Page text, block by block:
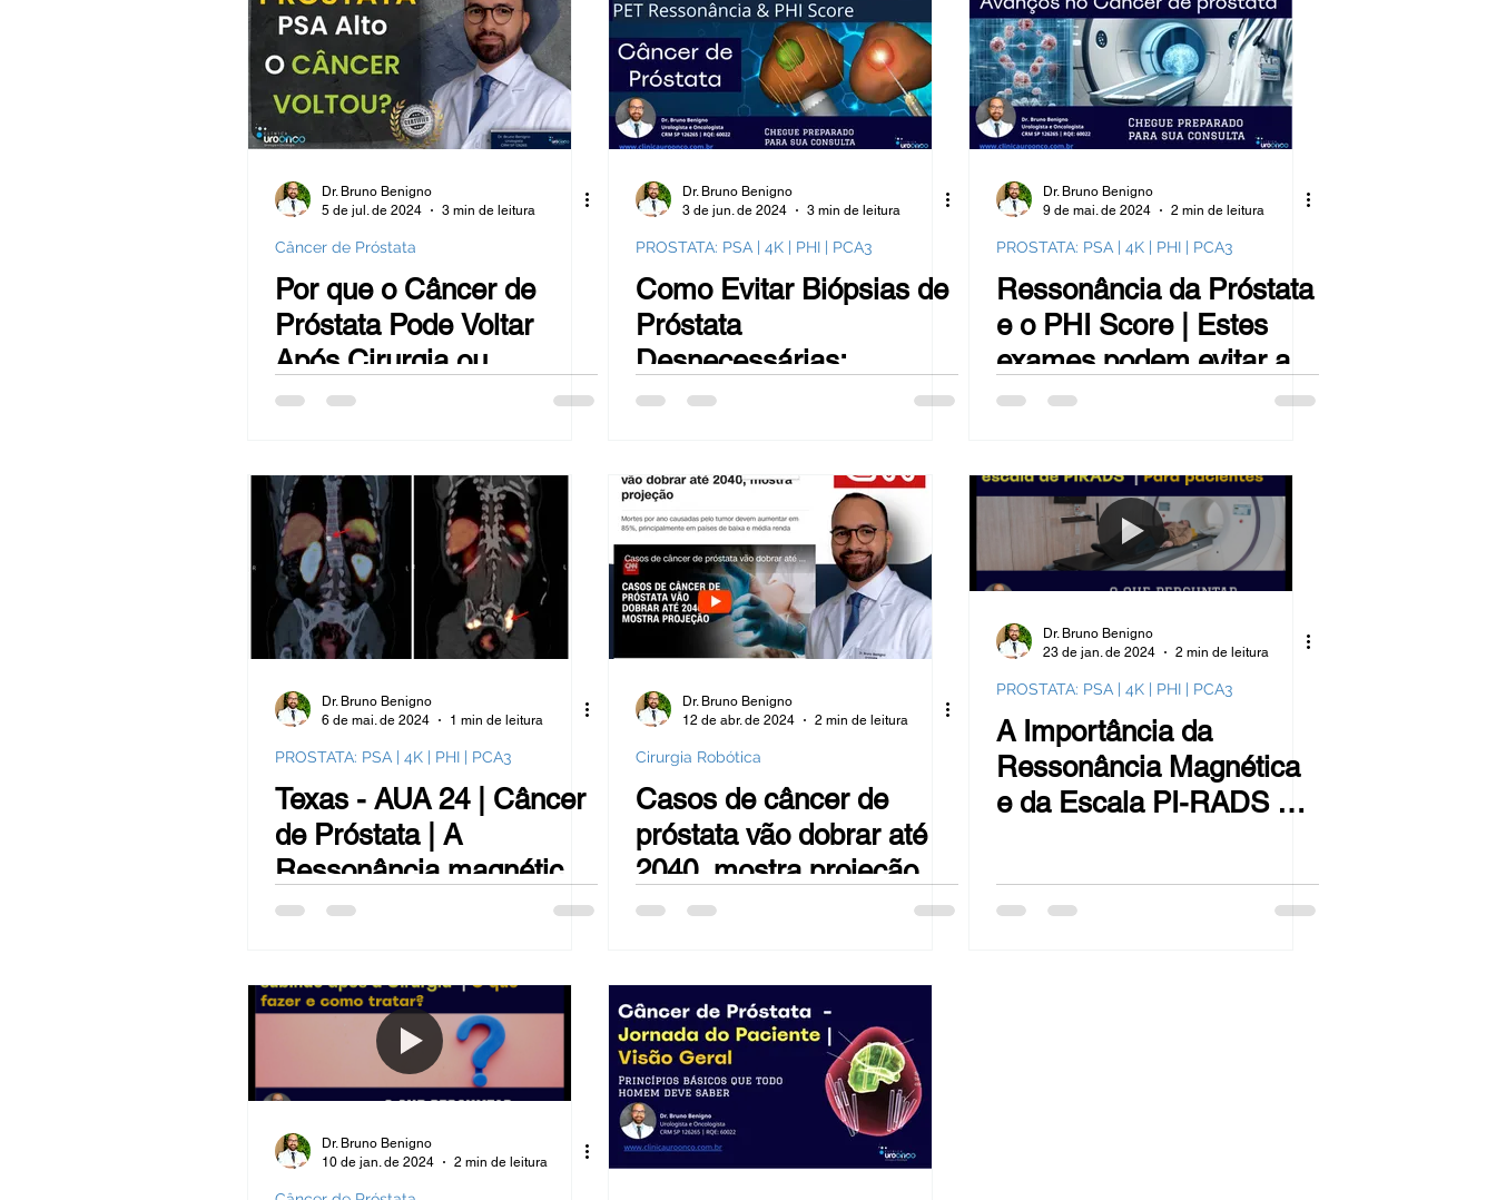
Dr. Bruno Benigno
5 de jul. de 2024
3 min de leitura
Câncer de Próstata
Por que o Câncer de
Próstata Pode Voltar
Após Cirurgia ou
Radioterapia?
Dr. Bruno Benigno
3 de jun. de 2024
3 min de leitura
PROSTATA: PSA | 4K | PHI | PCA3
Como Evitar Biópsias de
Próstata
Desnecessárias:
Conheça o PET
e o PHI Score
Dr. Bruno Benigno
9 de mai. de 2024
2 min de leitura
PROSTATA: PSA | 4K | PHI | PCA3
Ressonância da Próstata
e o PHI Score | Estes
exames podem evitar até
30% das biópsias
Dr. Bruno Benigno
6 de mai. de 2024
1 min de leitura
PROSTATA: PSA | 4K | PHI | PCA3
Texas - AUA 24 | Câncer
de Próstata | A
Ressonância magnética
e o PET com PSMA
Dr. Bruno Benigno
12 de abr. de 2024
2 min de leitura
Cirurgia Robótica
Casos de câncer de
próstata vão dobrar até
2040, mostra projeção
Dr. Bruno Benigno
23 de jan. de 2024
2 min de leitura
PROSTATA: PSA | 4K | PHI | PCA3
A Importância da
Ressonância Magnética
e da Escala PI-RADS no
Dr. Bruno Benigno
10 de jan. de 2024
2 min de leitura